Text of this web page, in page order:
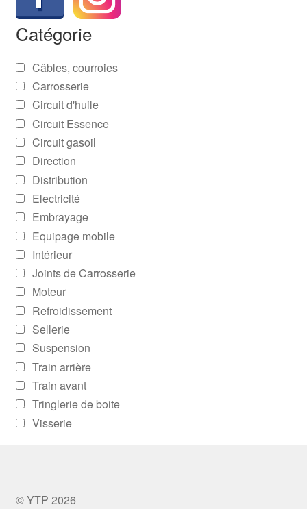
Catégorie
Câbles, courroies
Carrosserie
Circuit d'huile
Circuit Essence
Circuit gasoil
Direction
Distribution
Electricité
Embrayage
Equipage mobile
Intérieur
Joints de Carrosserie
Moteur
Refroidissement
Sellerie
Suspension
Train arrière
Train avant
Tringlerie de boite
Visserie
© YTP 2026